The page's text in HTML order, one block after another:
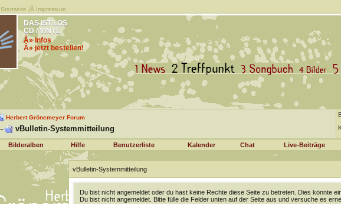
Startseite |Â Impressum
DAS IST LOS
CD / VINYL
Â» Infos
Â» jetzt bestellen!
Herbert Grönemeyer Forum
vBulletin-Systemmitteilung
Bilderalben Hilfe Benutzerliste Kalender Chat Live-Beiträge
vBulletin-Systemmitteilung
Du bist nicht angemeldet oder du hast keine Rechte diese Seite zu betreten. Dies könnte
Du bist nicht angemeldet. Bitte fülle die Felder unten auf der Seite aus und versuche es